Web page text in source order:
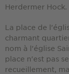
Herdermer Hock.
La place de
charmant
nom à l'église
place n'est pas
recueillement,